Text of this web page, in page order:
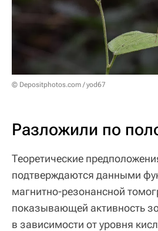
© Depositphotos.com / yod67
Разложили по
Теоретические
подтверждаются данными
магнитно-резонансной
показывающей активность
в зависимости от уровня